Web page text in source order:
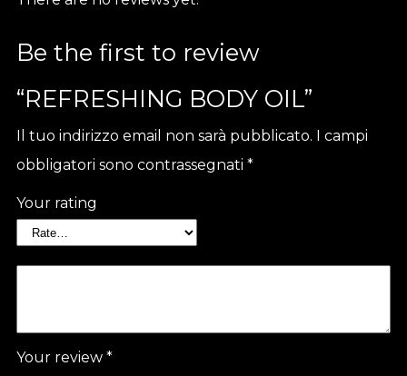
Be the first to review
“REFRESHING BODY OIL”
Il tuo indirizzo email non sarà pubblicato. I campi
obbligatori sono contrassegnati *
Your rating
Your review *